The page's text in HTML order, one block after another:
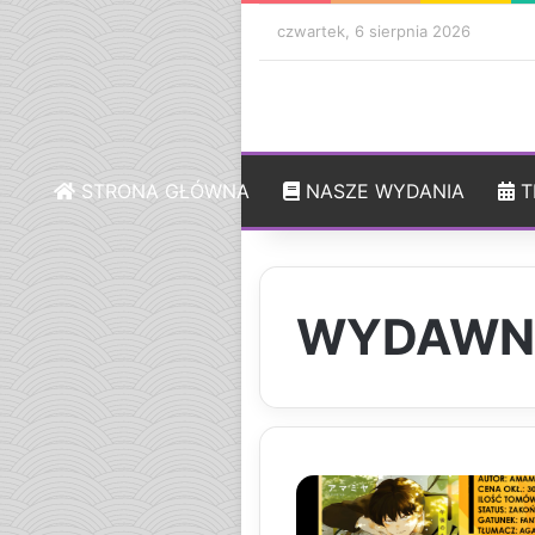
czwartek, 6 sierpnia 2026
STRONA GŁÓWNA NASZE WYDANIA